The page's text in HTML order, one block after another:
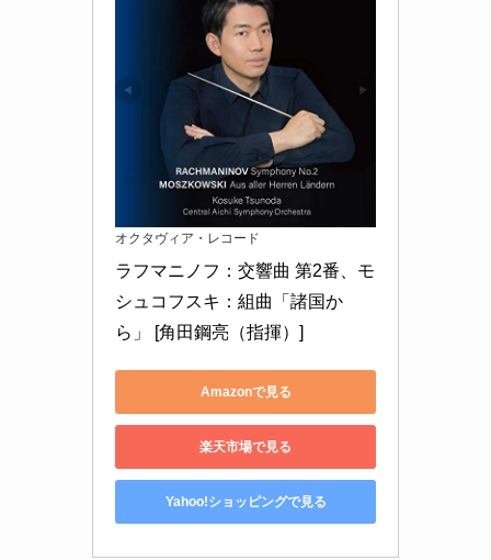
オクタヴィア・レコード
ラフマニノフ：交響曲 第2番、モ
シュコフスキ：組曲「諸国か
ら」 [角田鋼亮（指揮）]
Amazonで見る
楽天市場で見る
Yahoo!ショッピングで見る